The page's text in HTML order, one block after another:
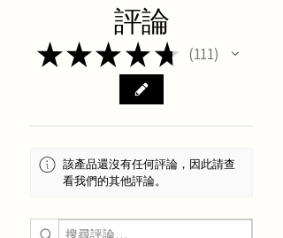
評論
★★★★★ 111
111
該產品還沒有任何評論，因此請查
看我們的其他評論。